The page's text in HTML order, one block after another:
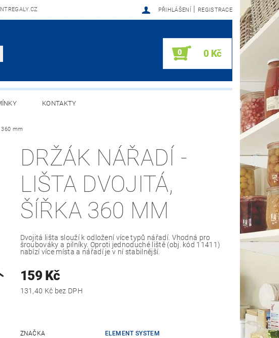
PŘIHLÁŠENÍ | REGISTRACE
0 0 Kč
KONTAKTY
mm
DRŽÁK NÁŘADÍ -
LIŠTA DVOJITÁ,
ŠÍŘKA 360 MM
Dvojitá lišta slouží k odložení více typů nářadí. Vhodná pro
šroubováky a pilníky. Oproti jednoduché liště (obj. kód 11411)
nabízí více místa a nářadí je v ní stabilnější.
159 Kč
131,40 Kč bez DPH
ZNAČKA
ELEMENT SYSTEM